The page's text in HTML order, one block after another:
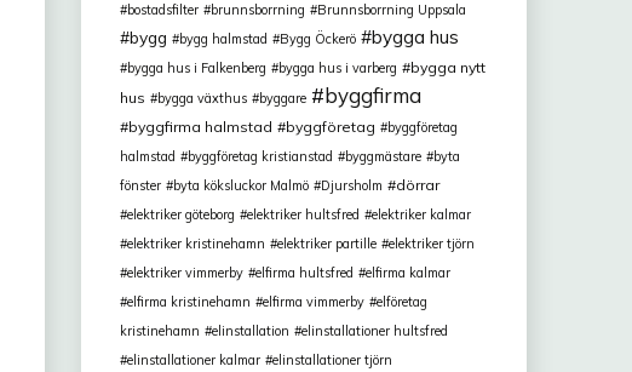
bostadsfilter
brunnsborrning Brunnsborrning Uppsala
bygg bygg halmstad Bygg Öckerö bygga hus
bygga hus i Falkenberg bygga hus i varberg
bygga nytt
hus
bygga växthus byggare byggfirma
byggfirma halmstad byggföretag
byggföretag
halmstad
byggföretag kristianstad byggmästare
byta
fönster
byta köksluckor Malmö Djursholm dörrar
elektriker göteborg elektriker hultsfred
elektriker kalmar
elektriker kristinehamn
elektriker partille
elektriker tjörn
elektriker vimmerby
elfirma hultsfred
elfirma kalmar
elfirma kristinehamn
elfirma vimmerby
elföretag
kristinehamn
elinstallation
elinstallationer hultsfred
elinstallationer kalmar
elinstallationer tjörn